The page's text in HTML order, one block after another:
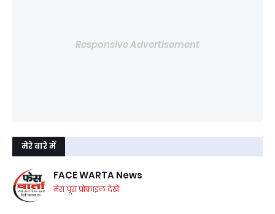
Responsive Advertisement
मेरे बारे में
FACE WARTA News
मेरा पूरा प्रोफ़ाइल देखें